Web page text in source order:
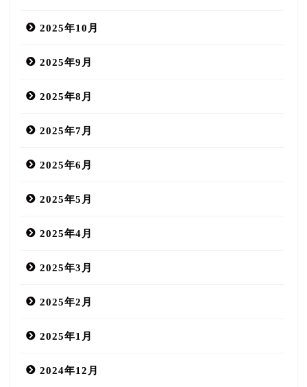
2025年10月
2025年9月
2025年8月
2025年7月
2025年6月
2025年5月
2025年4月
2025年3月
2025年2月
2025年1月
2024年12月